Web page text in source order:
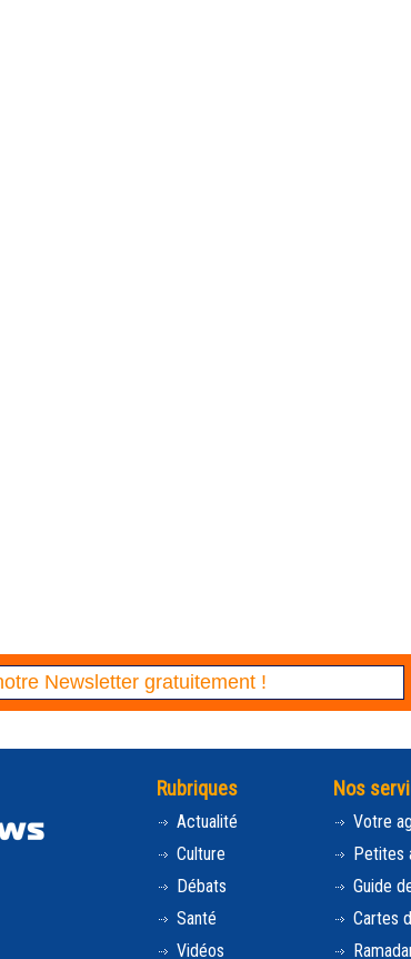
Rubriques
Actualité
Culture
Débats
Santé
Vidéos
Nos
Votre
Petites
Guide
Cartes